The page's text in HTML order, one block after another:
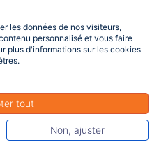
pour limiter la
tout en
aucune condition
en place pour l’ouverture des
les données de nos visiteurs,
personnalisé et vous faire
plus d'informations sur les cookies
tout
Non, ajuster